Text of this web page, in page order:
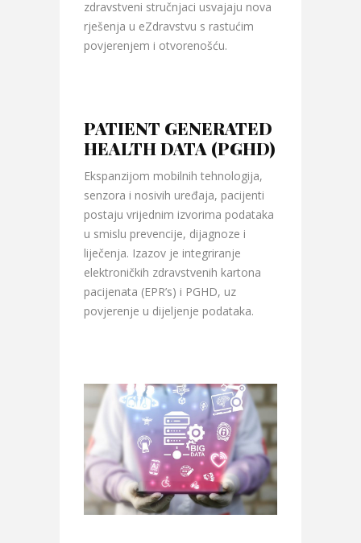
zdravstveni stručnjaci usvajaju nova
rješenja u eZdravstvu s rastućim
povjerenjem i otvorenošću.
PATIENT GENERATED
HEALTH DATA (PGHD)
Ekspanzijom mobilnih tehnologija,
senzora i nosivih uređaja, pacijenti
postaju vrijednim izvorima podataka
u smislu prevencije, dijagnoze i
liječenja. Izazov je integriranje
elektroničkih zdravstvenih kartona
pacijenata (EPR’s) i PGHD, uz
povjerenje u dijeljenje podataka.